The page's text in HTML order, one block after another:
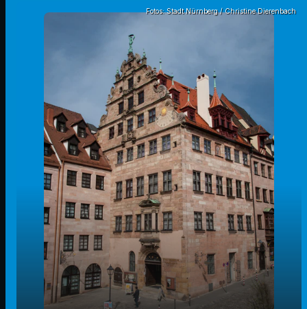
Fotos: Stadt Nürnberg / Christine Dierenbach